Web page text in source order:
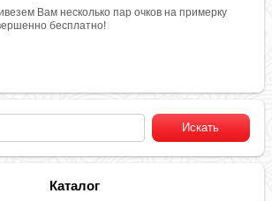
Вам несколько пар очков на примерку
бесплатно!
Каталог